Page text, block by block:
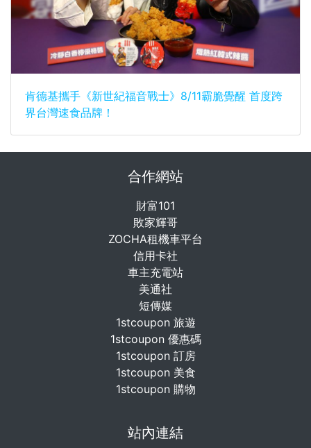
肯德基攜手《新世紀福音戰士》8/11霸脆覺醒 首度跨
界台灣速食品牌！
合作網站
財富101
敗家輝哥
ZOCHA租機車平台
信用卡社
車主充電站
美通社
短傳媒
1stcoupon 旅遊
1stcoupon 優惠碼
1stcoupon 訂房
1stcoupon 美食
1stcoupon 購物
站內連結